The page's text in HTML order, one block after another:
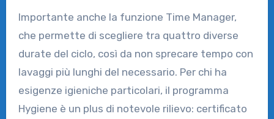
Importante anche la funzione Time Manager,
che permette di scegliere tra quattro diverse
durate del ciclo, così da non sprecare tempo con
lavaggi più lunghi del necessario. Per chi ha
esigenze igieniche particolari, il programma
Hygiene è un plus di notevole rilievo: certificato